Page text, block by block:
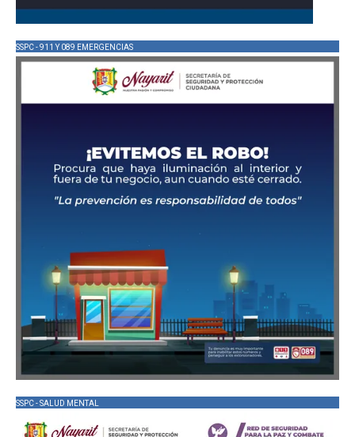
SSPC - 911 Y 089 EMERGENCIAS
SSPC - SALUD MENTAL